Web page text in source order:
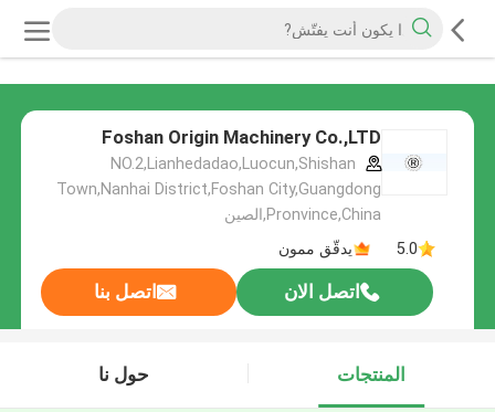
Foshan Origin Machinery Co.,LTD
NO.2,Lianhedadao,Luocun,Shishan
Town,Nanhai District,Foshan City,Guangdong
Pronvince,China,الصين
5.0
يدقّق ممون
اتصل الان اتصل بنا
المنتجات حول نا